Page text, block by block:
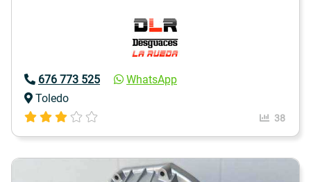
676 773 525
WhatsApp
Toledo
38